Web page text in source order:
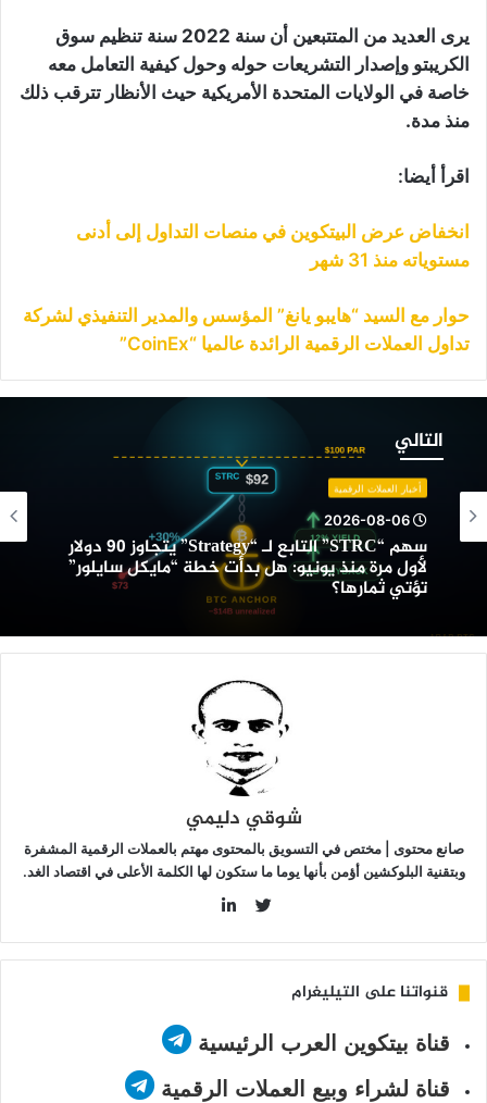
يرى العديد من المتتبعين أن سنة 2022 سنة تنظيم سوق
الكريبتو وإصدار التشريعات حوله وحول كيفية التعامل معه
خاصة في الولايات المتحدة الأمريكية حيث الأنظار تترقب ذلك
منذ مدة.
اقرأ أيضا:
انخفاض عرض البيتكوين في منصات التداول إلى أدنى
مستوياته منذ 31 شهر
حوار مع السيد “هايبو يانغ” المؤسس والمدير التنفيذي لشركة
تداول العملات الرقمية الرائدة عالميا “CoinEx”
التالي“STRC”
“Strategy”
يتجاوز
90
منذ
يونيو:
أخبار العملات الرقمية
2026-08-06
سهم “STRC” التابع لـ “Strategy” يتجاوز 90 دولار
لأول مرة منذ يونيو: هل بدأت خطة “مايكل سايلور”
تؤتي ثمارها؟
شوقي دليمي
صانع محتوى | مختص في التسويق بالمحتوى مهتم بالعملات الرقمية المشفرة
وبتقنية البلوكشين أؤمن بأنها يوما ما ستكون لها الكلمة الأعلى في اقتصاد الغد.
قنواتنا على التيليغرام
قناة بيتكوين العرب الرئيسية
قناة لشراء وبيع العملات الرقمية